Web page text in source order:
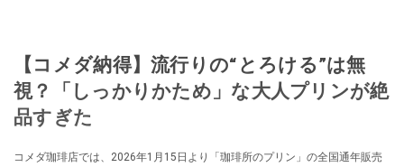
【コメダ納得】流行りの“とろける”は無
視？「しっかりかため」な大人プリンが絶
品すぎた
コメダ珈琲店では、2026年1月15日より「珈琲所のプリン」の全国通年販売